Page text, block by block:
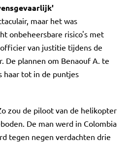
maar het was
onbeheersbare risico's met
van justitie tijdens de
De plannen om Benaouf A. te
haar tot in de puntjes
zou de piloot van de helikopter
De man werd in Colombia
tegen negen verdachten drie